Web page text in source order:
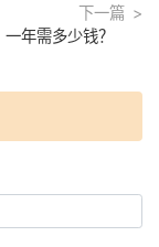
下一篇
年需多少钱？